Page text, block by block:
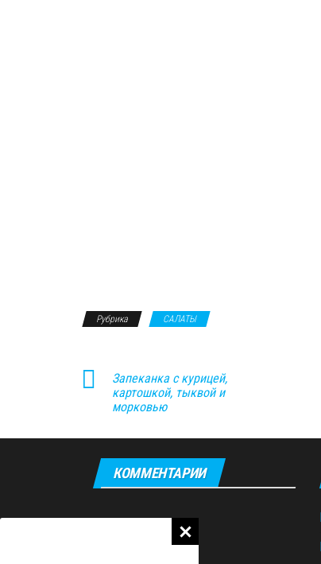
Рубрика САЛАТЫ
Запеканка с курицей,
картошкой, тыквой и
морковью
КОММЕНТАРИИ